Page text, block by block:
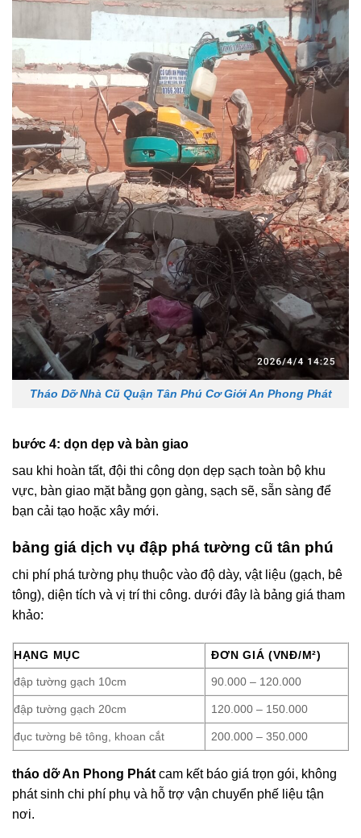
Tháo Dỡ Nhà Cũ Quận Tân Phú Cơ Giới An Phong Phát
bước 4: dọn dẹp và bàn giao
sau khi hoàn tất, đội thi công dọn dẹp sạch toàn bộ khu
vực, bàn giao mặt bằng gọn gàng, sạch sẽ, sẵn sàng để
bạn cải tạo hoặc xây mới.
bảng giá dịch vụ đập phá tường cũ tân phú
chi phí phá tường phụ thuộc vào độ dày, vật liệu (gạch, bê
tông), diện tích và vị trí thi công. dưới đây là bảng giá tham
khảo:
HẠNG MỤC ĐƠN GIÁ (VNĐ/M²)
đập tường gạch 10cm 90.000 – 120.000
đập tường gạch 20cm 120.000 – 150.000
đục tường bê tông, khoan cắt 200.000 – 350.000
tháo dỡ An Phong Phát cam kết báo giá trọn gói, không
phát sinh chi phí phụ và hỗ trợ vận chuyển phế liệu tận
nơi.